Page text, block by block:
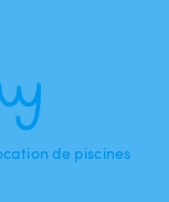
de piscines